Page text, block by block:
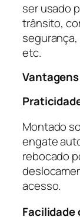
ser usado
trânsito,
etc.
Montado
engate
rebocado
acesso.
Facilidade